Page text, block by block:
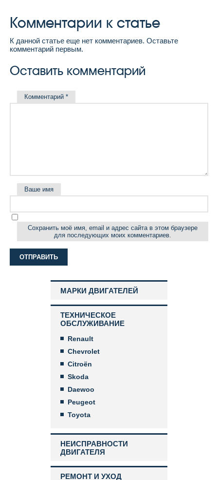
Комментарии к статье
К данной статье еще нет комментариев. Оставьте
комментарий первым.
Оставить комментарий
Комментарий *
Ваше имя
Сохранить моё имя, email и адрес сайта в этом браузере
для последующих моих комментариев.
МАРКИ ДВИГАТЕЛЕЙ
ТЕХНИЧЕСКОЕ
ОБСЛУЖИВАНИЕ
Renault
Chevrolet
Citroën
Skoda
Daewoo
Peugeot
Toyota
НЕИСПРАВНОСТИ
ДВИГАТЕЛЯ
РЕМОНТ И УХОД